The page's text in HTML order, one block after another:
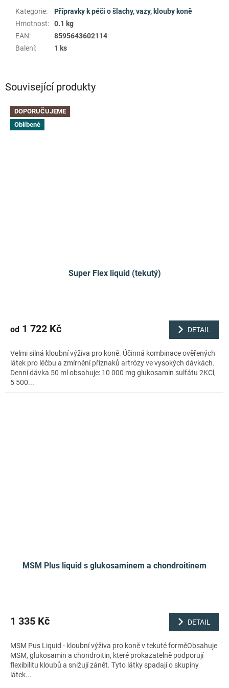
Související produkty
DOPORUČUJEME
Oblíbené
Super Flex liquid (tekutý)
od 1 722 Kč DETAIL
Velmi silná kloubní výživa pro koně. Účinná kombinace ověřených
látek pro léčbu a zmírnění příznaků artrózy ve vysokých dávkách.
Denní dávka 50 ml obsahuje: 10 000 mg glukosamin sulfátu 2KCl,
5 500...
MSM Plus liquid s glukosaminem a chondroitinem
1 335 Kč DETAIL
MSM Pus Liquid - kloubní výživa pro koně v tekuté forměObsahuje
MSM, glukosamin a chondroitin, které prokazatelně podporují
flexibilitu kloubů a snižují zánět. Tyto látky spadají o skupiny
látek...
Kategorie:
Přípravky k péči o šlachy, vazy, klouby koně
Hmotnost:
0.1 kg
EAN:
8595643602114
Balení: 1 ks